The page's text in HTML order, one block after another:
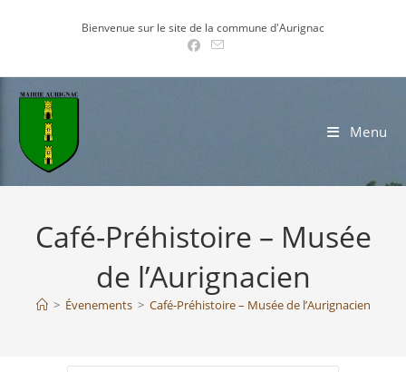
Bienvenue sur le site de la commune d'Aurignac
Menu
Café-Préhistoire – Musée
de l’Aurignacien
> Évenements > Café-Préhistoire – Musée de l’Aurignacien